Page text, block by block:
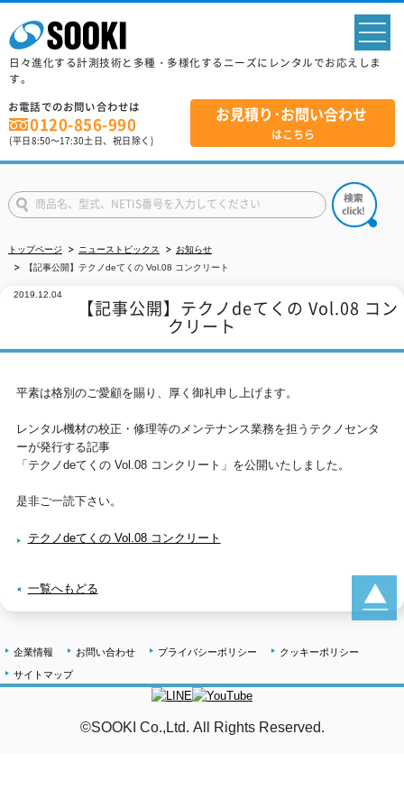
日々進化する計測技術と多種・多様化するニーズにレンタルでお応えしま
す。
お電話でのお問い合わせは
0120-856-990
(平日8:50～17:30土日、祝日除く)
お見積り･お問い合わせ
はこちら
トップページ ニューストピックス
お知らせ
【記事公開】テクノdeてくの Vol.08 コンクリート
2019.12.04
【記事公開】テクノdeてくの Vol.08 コン
クリート
平素は格別のご愛顧を賜り、厚く御礼申し上げます。
レンタル機材の校正・修理等のメンテナンス業務を担うテクノセンタ
ーが発行する記事
「テクノdeてくの Vol.08 コンクリート」を公開いたしました。
是非ご一読下さい。
テクノdeてくの Vol.08 コンクリート
一覧へもどる
企業情報 お問い合わせ プライバシーポリシー クッキーポリシー
サイトマップ
©SOOKI Co.,Ltd. All Rights Reserved.